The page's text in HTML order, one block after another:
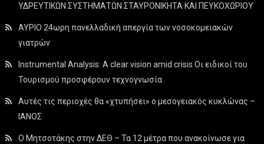
ΥΔΡΕΥΤΙΚΩΝ ΣΥΣΤΗΜΑΤΩΝ ΣΤΑΥΡΟΝΙΚΗΤΑ ΚΑΙ ΠΕΥΚΟΧΩΡΙΟΥ
ΑΥΡΙΟ 24ωρη πανελλαδική απεργία των νοσοκομειακών
γιατρών
Instrumental Analysis: A clear vision amid crisis Οι ειδικοί του
Τουρισμού προσφέρουν τεχνογνωσία
Αυτές τις περιοχές θα «χτυπήσει» ο μεσογειακός κυκλώνας –
ΙΑΝΟΣ
Ο Μητσοτάκης στην ΔΕΘ – Τα 12 μέτρα που ανακοίνωσε για